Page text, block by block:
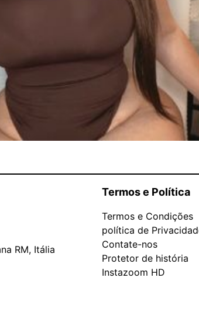
RM, Itália
Termos e Política
Termos e Condições
política de
Contate-nos
Protetor de história
Instazoom HD